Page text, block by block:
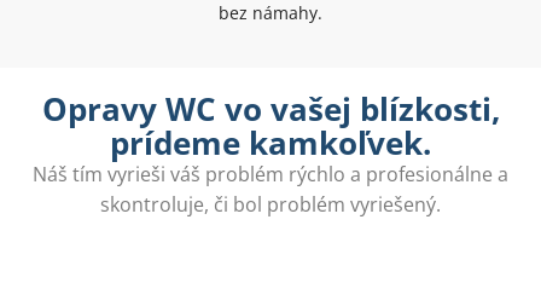
bez námahy.
Opravy WC vo vašej blízkosti,
prídeme kamkoľvek.
Náš tím vyrieši váš problém rýchlo a profesionálne a
skontroluje, či bol problém vyriešený.